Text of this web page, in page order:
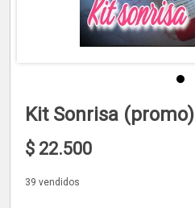
Kit Sonrisa (promo)
$ 22.500
39 vendidos